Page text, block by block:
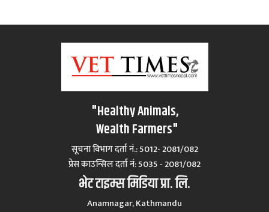
"Healthy Animals,
Wealth Farmers"
सूचना विभाग दर्ता नं.: 5012- 2081/082
प्रेस काउन्सिल दर्ता नं‍: 5035 - 2081/082
भेट टाइम्स मिडिया प्रा. लि.
Anamnagar, Kathmandu